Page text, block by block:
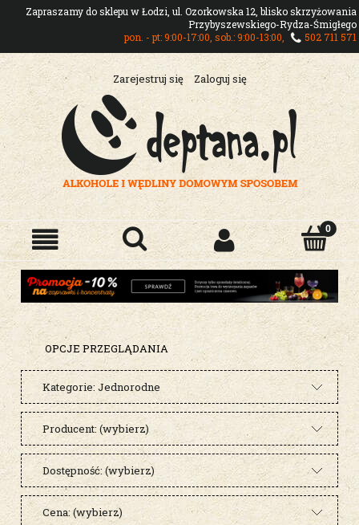
Zapraszamy do sklepu w Łodzi, ul. Ozorkowska 12, blisko skrzyżowania
Przybyszewskiego-Rydza-Śmigłego
pon. - pt: 9:00-17:00, sob.: 9:00-13:00,
502 711 571
Zarejestruj się Zaloguj się
OPCJE PRZEGLĄDANIA
Kategorie: Jednorodne
Producent: (wybierz)
Dostępność: (wybierz)
Cena: (wybierz)